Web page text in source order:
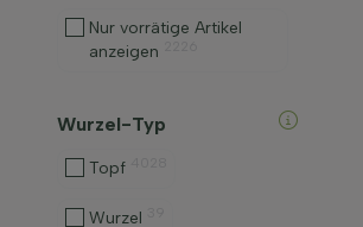
Nur vorrätige Artikel
anzeigen
Wurzel-Typ
Topf
Wurzel